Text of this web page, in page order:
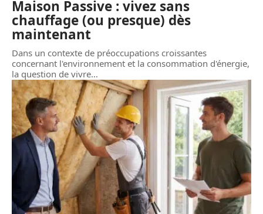
Maison Passive : vivez sans
chauffage (ou presque) dès
maintenant
Dans un contexte de préoccupations croissantes
concernant l'environnement et la consommation d'énergie,
la question de vivre…